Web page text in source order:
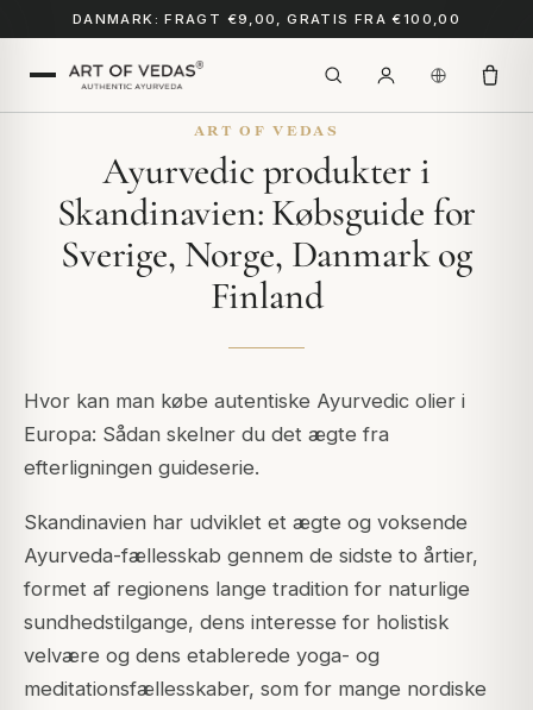
DANMARK: FRAGT €9,00, GRATIS FRA €100,00
ART OF VEDAS
Ayurvedic produkter i
Skandinavien: Købsguide for
Sverige, Norge, Danmark og
Finland
Hvor kan man købe autentiske Ayurvedic olier i
Europa: Sådan skelner du det ægte fra
efterligningen guideserie.
Skandinavien har udviklet et ægte og voksende
Ayurveda-fællesskab gennem de sidste to årtier,
formet af regionens lange tradition for naturlige
sundhedstilgange, dens interesse for holistisk
velvære og dens etablerede yoga- og
meditationsfællesskaber, som for mange nordiske